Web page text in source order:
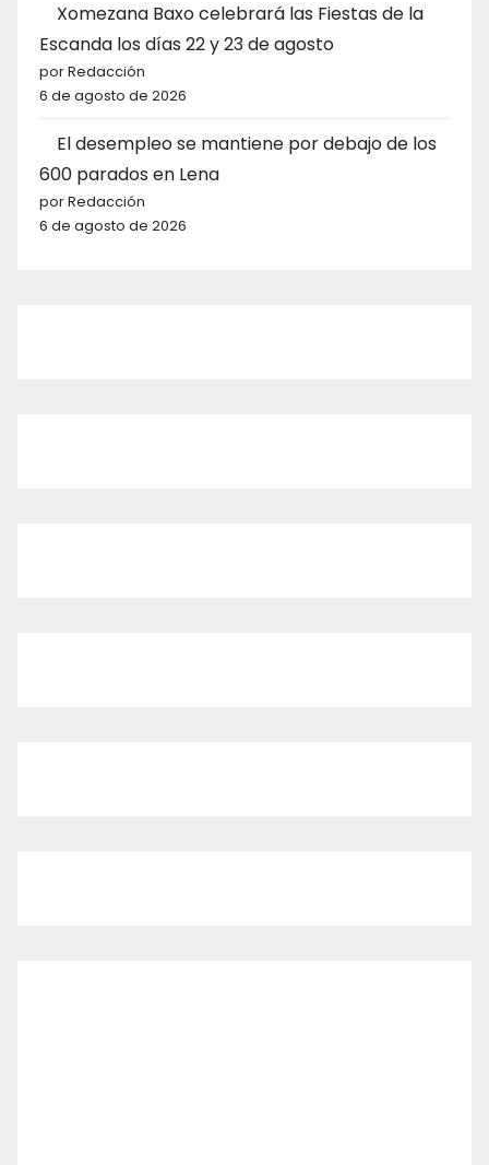
Xomezana Baxo celebrará las Fiestas de la
Escanda los días 22 y 23 de agosto
por Redacción
6 de agosto de 2026
El desempleo se mantiene por debajo de los
600 parados en Lena
por Redacción
6 de agosto de 2026